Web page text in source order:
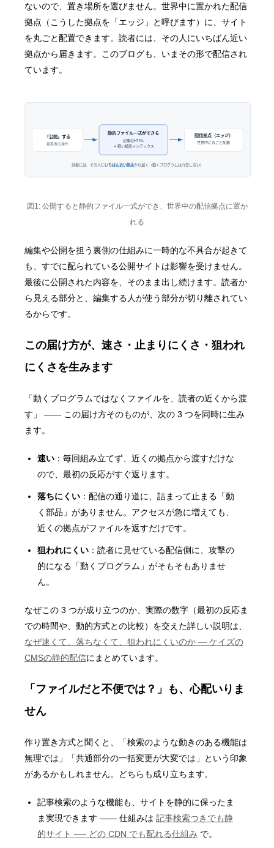
ないので、置き場所を選びません。世界中に置かれた配信
拠点（こうした拠点を「エッジ」と呼びます）に、サイト
を丸ごと配置できます。読者には、その人にいちばん近い
拠点から届きます。このブログも、いまその形で配信され
ています。
図1: 公開すると静的ファイル一式ができ、世界中の配信拠点に置か
れる
編集や公開を担う裏側の仕組みに一時的な不具合が起きて
も、すでに配られている公開サイトは影響を受けません。
最後に公開された内容を、そのまま出し続けます。読者か
ら見える部分と、編集する人が使う部分が切り離されてい
るからです。
この届け方が、速さ・止まりにくさ・狙われ
にくさを生みます
「動くプログラムではなくファイルを、読者の近くから渡
す」 ―― この届け方そのものが、次の 3 つを同時に生み
ます。
速い ：毎回組み立てず、近くの拠点から渡すだけな
ので、最初の反応がすぐ返ります。
落ちにくい ：配信の通り道に、詰まって止まる「動
く部品」がありません。アクセスが急に増えても、
近くの拠点がファイルを返すだけです。
狙われにくい ：読者に見せている配信側に、攻撃の
的になる「動くプログラム」がそもそもありませ
ん。
なぜこの 3 つが成り立つのか、実際の数字（最初の反応ま
での時間や、動的方式との比較）を交えた詳しい説明は、
なぜ速くて、落ちなくて、狙われにくいのか ― ケイズの
CMSの静的配信にまとめています。
「ファイルだと不便では？」も、心配いりま
せん
作り置き方式と聞くと、「検索のような動きのある機能は
無理では」「共通部分の一括変更が大変では」という印象
があるかもしれません。どちらも成り立ちます。
記事検索のような機能も、サイトを静的に保ったま
ま実現できます ―― 仕組みは 記事検索つきでも静
的サイト ── どの CDN でも配れる仕組み で。